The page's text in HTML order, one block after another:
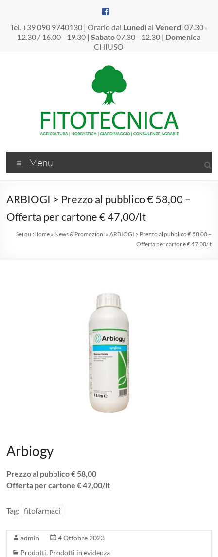
contenuto
Tel. +39 090 9740130 | Orario dal Lunedì al Venerdì 07.30 -
12.30 / 16.00 - 19.30 |Sabato07.30 - 12.30 | Domenica
CHIUSO
Fitotecnica
Srl
–
Dal
1975
Menu
ARBIOGI > Prezzo al pubblico € 58,00 –
Offerta per cartone € 47,00/lt
Sei qui:Home» News & Promozioni» ARBIOGI > Prezzo al pubblico € 58,00 –
Offerta per cartone € 47,00/lt
Arbiogy
Prezzo al pubblico € 58,00
Offerta per cartone € 47,00/lt
Tag: fitofarmaci
admin
4 Ottobre 2023
Prodotti, Prodotti in evidenza